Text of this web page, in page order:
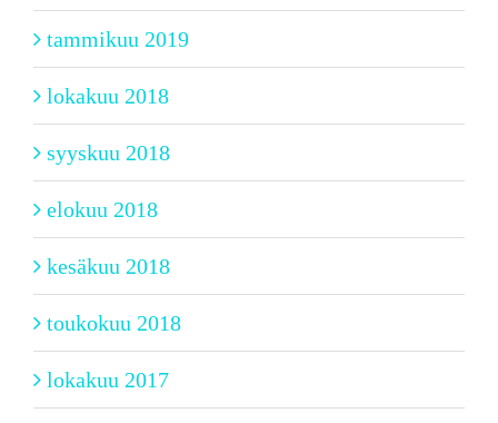
tammikuu 2019
lokakuu 2018
syyskuu 2018
elokuu 2018
kesäkuu 2018
toukokuu 2018
lokakuu 2017